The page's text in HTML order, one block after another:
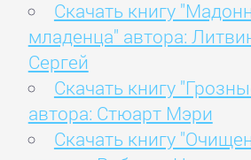
Скачать книгу
младенца" автора:
Сергей
Скачать книгу
автора: Стюарт Мэри
Скачать книгу